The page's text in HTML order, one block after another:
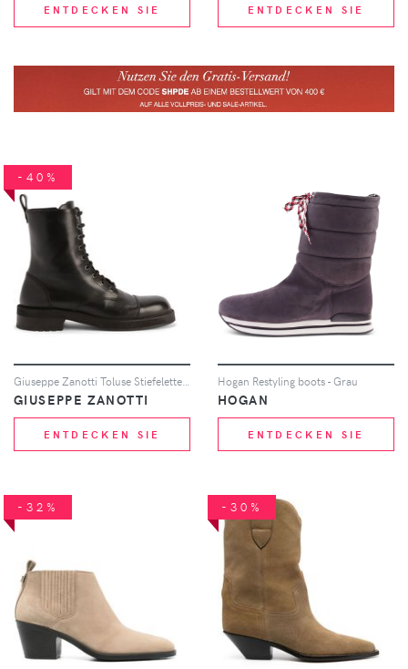
ENTDECKEN SIE ENTDECKEN SIE
-40%
GIUSEPPE ZANOTTI
ENTDECKEN SIE
Hogan Restyling boots - Grau
HOGAN
ENTDECKEN SIE
-32% -30%